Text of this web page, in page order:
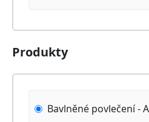
Produkty
Bavlněné povlečení -